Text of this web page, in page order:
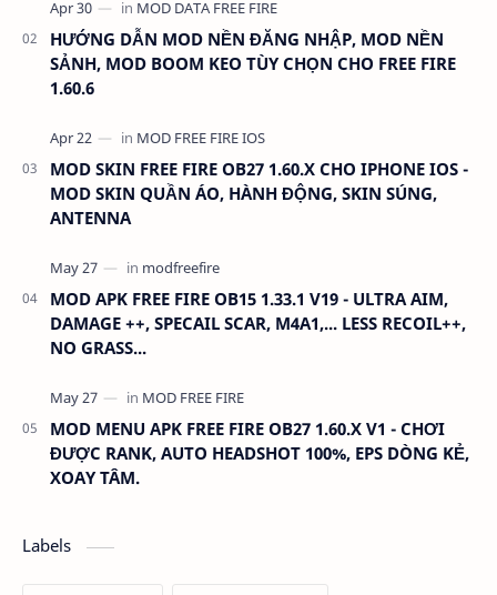
HƯỚNG DẪN MOD NỀN ĐĂNG NHẬP, MOD NỀN
SẢNH, MOD BOOM KEO TÙY CHỌN CHO FREE FIRE
1.60.6
MOD SKIN FREE FIRE OB27 1.60.X CHO IPHONE IOS -
MOD SKIN QUẦN ÁO, HÀNH ĐỘNG, SKIN SÚNG,
ANTENNA
MOD APK FREE FIRE OB15 1.33.1 V19 - ULTRA AIM,
DAMAGE ++, SPECAIL SCAR, M4A1,... LESS RECOIL++,
NO GRASS...
MOD MENU APK FREE FIRE OB27 1.60.X V1 - CHƠI
ĐƯỢC RANK, AUTO HEADSHOT 100%, EPS DÒNG KẺ,
XOAY TÂM.
Labels